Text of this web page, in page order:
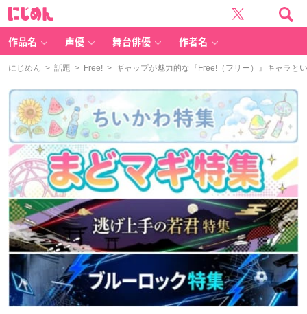
作品名 声優 舞台俳優 作者名
にじめん > 話題 > Free! > ギャップが魅力的な『Free!（フリー）』キャラと